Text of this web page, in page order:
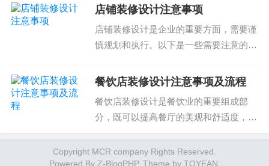
的；
根据个人需求和预算要求选择合适的设计方案和材
关注装修公司的服务质量和客户口碑；
选择价格透明的装修公司，且能够按预算控制项目
施工流程和验收细节应该得到充分的关注，以保证
间尺寸、人员流动、功能需求等。以下是
办公室隔断设计的注意事...
店铺装修设计注意事项
店铺装修设计是企业的重要方面，需要谨
慎规划和执行。以下是一些需要注意的事
到店铺装修的质量和美观性。需要选择耐
如，地板可以选择耐磨的...
餐饮店装修设计注意事项及流程
餐饮店装修设计是餐饮业的重要组成部
分，既可以提高餐厅的美观和舒适度，也
店装修设计方案时，需要注意以下几个方
面：1. 设计风格和主题餐饮店的设计风格
Copyright MCR company Rights Reserved.
Powered By Z-BlogPHP. Theme by TOYEAN